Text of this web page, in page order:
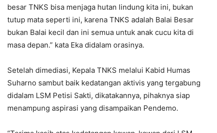
besar TNKS bisa menjaga hutan lindung kita ini, bukan
tutup mata seperti ini, karena TNKS adalah Balai Besar
bukan Balai kecil dan ini semua untuk anak cucu kita di
masa depan.” kata Eka didalam orasinya.
Setelah dimediasi, Kepala TNKS melalui Kabid Humas
Suharno sambut baik kedatangan aktivis yang tergabung
didalam LSM Petisi Sakti, dikatakannya, pihaknya siap
menampung aspirasi yang disampaikan Pendemo.